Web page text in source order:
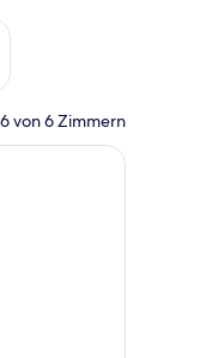
Wochenende, Aug.
von 6 Zimmern
Schreibtisch, einem
Zimmersafe, Schreibtisch,